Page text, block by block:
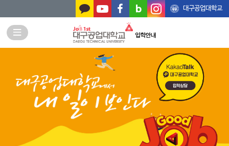
본문 바로가기 대구공업대학교